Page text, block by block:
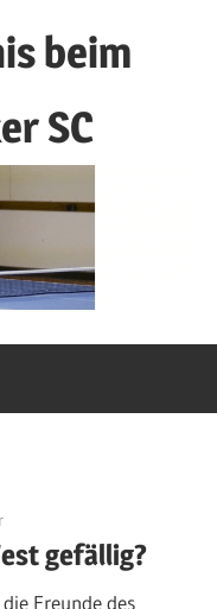
beim
SC
gefällig?
Freunde des